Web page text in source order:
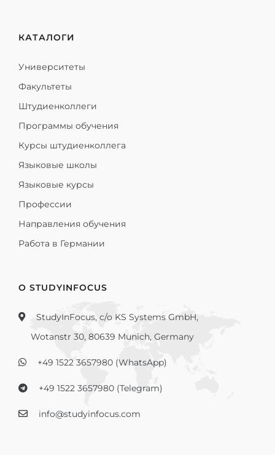
КАТАЛОГИ
Университеты
Факультеты
Штудиенколлеги
Программы обучения
Курсы штудиенколлега
Языковые школы
Языковые курсы
Профессии
Направления обучения
Работа в Германии
О STUDYINFOCUS
StudyInFocus, c/o KS Systems GmbH,
Wotanstr 30, 80639 Munich, Germany
+49 1522 3657980 (WhatsApp)
+49 1522 3657980 (Telegram)
info@studyinfocus.com